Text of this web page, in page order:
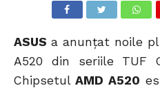
ASUS a anunțat noile
A520 din seriile TUF
ChipsetulAMD A520